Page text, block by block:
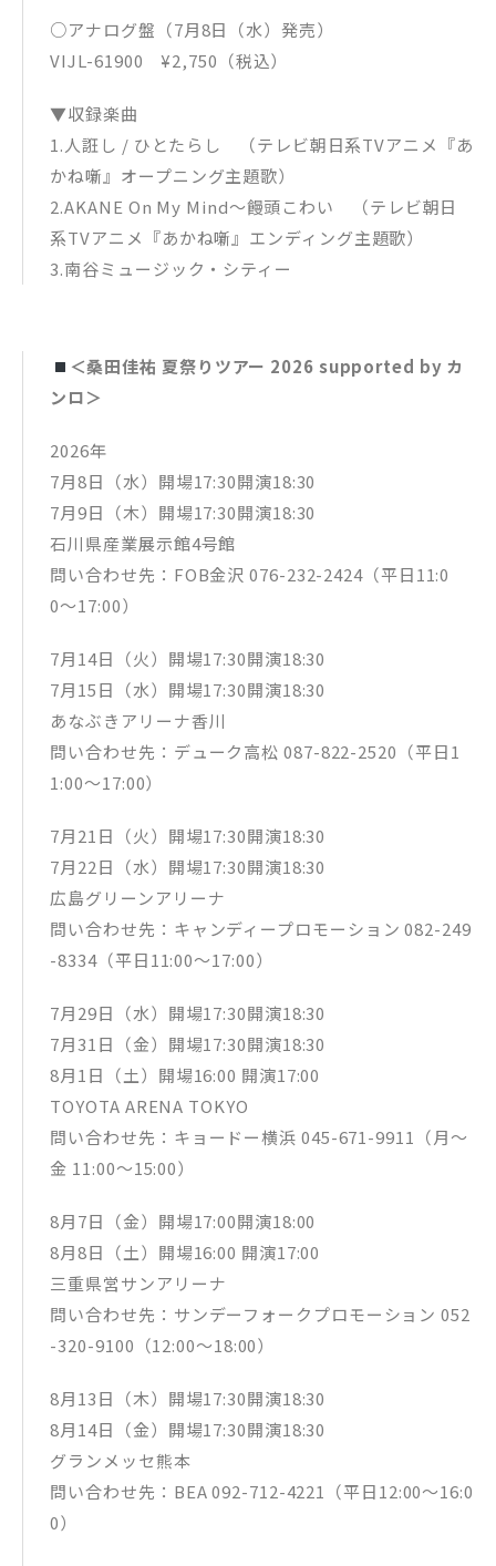
○アナログ盤（7月8日（水）発売）
VIJL-61900 ¥2,750（税込）
▼収録楽曲
1.人誑し / ひとたらし （テレビ朝日系TVアニメ『あ
かね噺』オープニング主題歌）
2.AKANE On My Mind～饅頭こわい （テレビ朝日
系TVアニメ『あかね噺』エンディング主題歌）
3.南谷ミュージック・シティー
＜桑田佳祐 夏祭りツアー 2026 supported by カ
ンロ＞
2026年
7月8日（水）開場17:30開演18:30
7月9日（木）開場17:30開演18:30
石川県産業展示館4号館
問い合わせ先：FOB金沢 076-232-2424（平日11:0
0〜17:00）
7月14日（火）開場17:30開演18:30
7月15日（水）開場17:30開演18:30
あなぶきアリーナ香川
問い合わせ先：デューク高松 087-822-2520（平日1
1:00〜17:00）
7月21日（火）開場17:30開演18:30
7月22日（水）開場17:30開演18:30
広島グリーンアリーナ
問い合わせ先：キャンディープロモーション 082-249
-8334（平日11:00〜17:00）
7月29日（水）開場17:30開演18:30
7月31日（金）開場17:30開演18:30
8月1日（土）開場16:00 開演17:00
TOYOTA ARENA TOKYO
問い合わせ先：キョードー横浜 045-671-9911（月～
金 11:00～15:00）
8月7日（金）開場17:00開演18:00
8月8日（土）開場16:00 開演17:00
三重県営サンアリーナ
問い合わせ先：サンデーフォークプロモーション 052
-320-9100（12:00〜18:00）
8月13日（木）開場17:30開演18:30
8月14日（金）開場17:30開演18:30
グランメッセ熊本
問い合わせ先：BEA 092-712-4221（平日12:00〜16:0
0）